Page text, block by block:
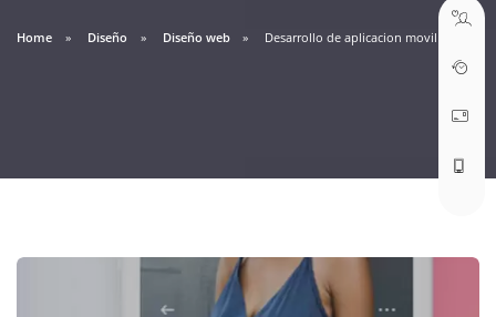
Home Diseño Diseño web Desarrollo de aplicacion movil